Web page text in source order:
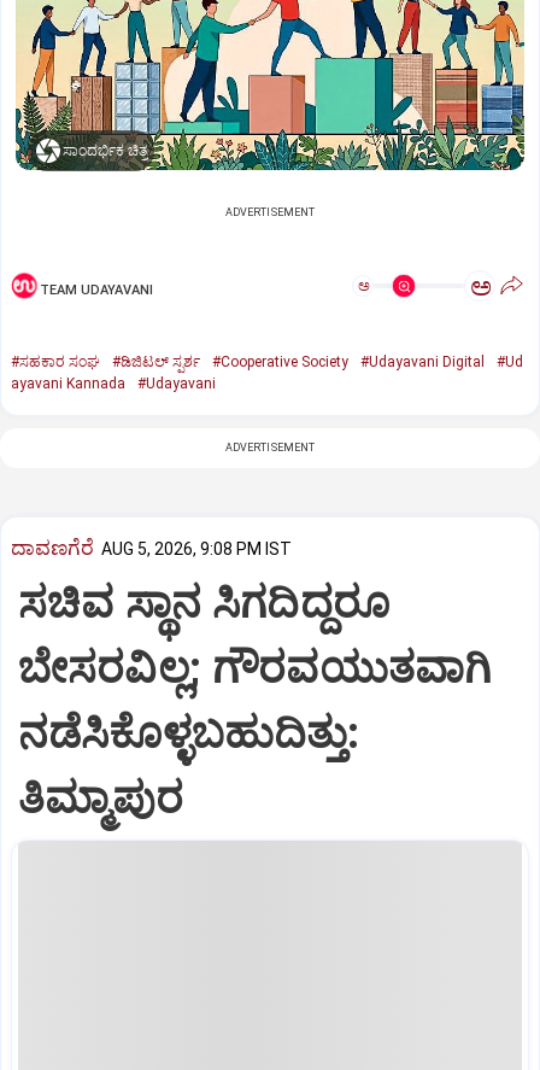
ಸಾಂದರ್ಭಿಕ ಚಿತ್ರ
ADVERTISEMENT
TEAM UDAYAVANI ಅ ಅ
#ಸಹಕಾರ ಸಂಘ #ಡಿಜಿಟಲ್‌ ಸ್ಪರ್ಶ #Cooperative Society #Udayavani Digital
#Ud
ayavani Kannada
#Udayavani
ADVERTISEMENT
ದಾವಣಗೆರೆ AUG 5, 2026, 9:08 PM IST
ಸಚಿವ ಸ್ಥಾನ ಸಿಗದಿದ್ದರೂ
ಬೇಸರವಿಲ್ಲ; ಗೌರವಯುತವಾಗಿ
ನಡೆಸಿಕೊಳ್ಳಬಹುದಿತ್ತು:
ತಿಮ್ಮಾಪುರ